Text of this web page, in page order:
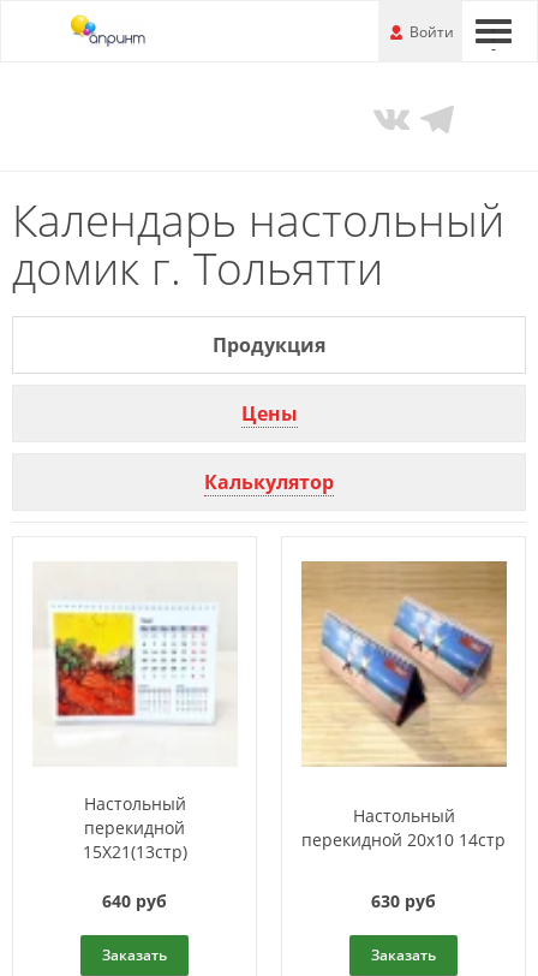
Перейти
---
Войти
Календарь настольный
домик г. Тольятти
Продукция
Цены
Калькулятор
Настольный
перекидной
15Х21(13стр)
640 руб
Заказать
Настольный
перекидной 20х10 14стр
630 руб
Заказать